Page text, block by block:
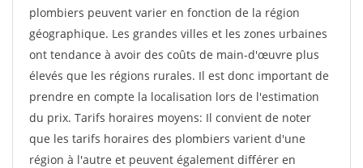
plombiers peuvent varier en fonction de la région
géographique. Les grandes villes et les zones urbaines
ont tendance à avoir des coûts de main-d'œuvre plus
élevés que les régions rurales. Il est donc important de
prendre en compte la localisation lors de l'estimation
du prix. Tarifs horaires moyens: Il convient de noter
que les tarifs horaires des plombiers varient d'une
région à l'autre et peuvent également différer en